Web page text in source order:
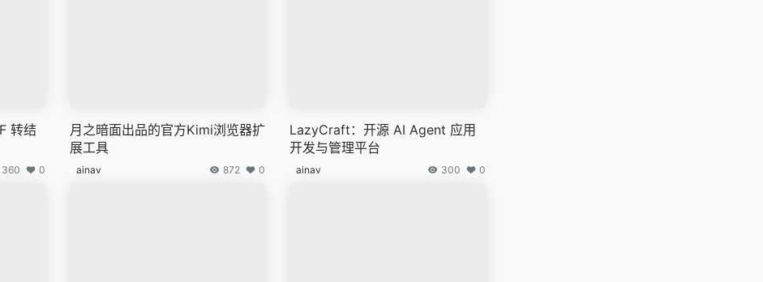
转结
360 0
月之暗面出品的官方Kimi浏览器扩
展工具
ainav 872 0
LazyCraft：开源 AI Agent 应用
开发与管理平台
ainav 300 0